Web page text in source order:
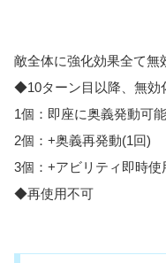
敵全体に強化効果全て無
◆10ターン目以降、無効
1個：即座に奥義発動可能
2個：+奥義再発動(1回)
3個：+アビリティ即時使
◆再使用不可